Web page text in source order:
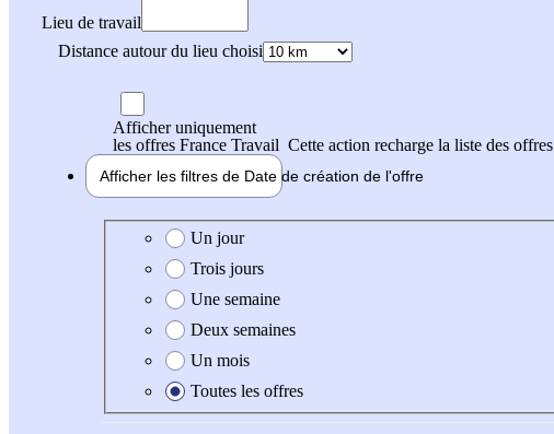
Lieu de travail
Distance autour du lieu choisi
Afficher uniquement
les offres France Travail Cette action recharge la liste des offres
Afficher les filtres de Date de création de l'offre
Date de création de l'offre
Un jour
Trois jours
Une semaine
Deux semaines
Un mois
Toutes les offres